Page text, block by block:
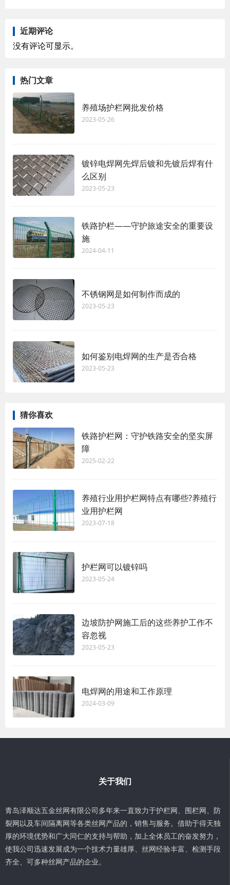
近期评论
没有评论可显示。
热门文章
养殖场护栏网批发价格
2023-05-26
镀锌电焊网先焊后镀和先镀后焊有什
么区别
2023-05-23
铁路护栏——守护旅途安全的重要设
施
2024-04-11
不锈钢网是如何制作而成的
2023-05-23
如何鉴别电焊网的生产是否合格
2023-05-23
猜你喜欢
铁路护栏网：守护铁路安全的坚实屏
障
2025-02-22
养殖行业用护栏网特点有哪些?养殖行
业用护栏网
2023-07-18
护栏网可以镀锌吗
2023-05-24
边坡防护网施工后的这些养护工作不
容忽视
2023-05-23
电焊网的用途和工作原理
2024-03-09
关于我们
青岛泽顺达五金丝网有限公司多年来一直致力于护栏网、围栏网、防
裂网以及车间隔离网等各类丝网产品的，销售与服务。借助于得天独
厚的环境优势和广大同仁的支持与帮助，加上全体员工的奋发努力，
使我公司迅速发展成为一个技术力量雄厚、丝网经验丰富、检测手段
齐全、可多种丝网产品的企业。